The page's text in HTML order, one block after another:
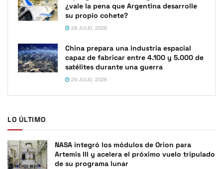
¿vale la pena que Argentina desarrolle
su propio cohete?
29 JULIO, 2026
China prepara una industria espacial
capaz de fabricar entre 4.100 y 5.000 de
satélites durante una guerra
29 JULIO, 2026
LO ÚLTIMO
NASA integró los módulos de Orion para
Artemis III y acelera el próximo vuelo tripulado
de su programa lunar